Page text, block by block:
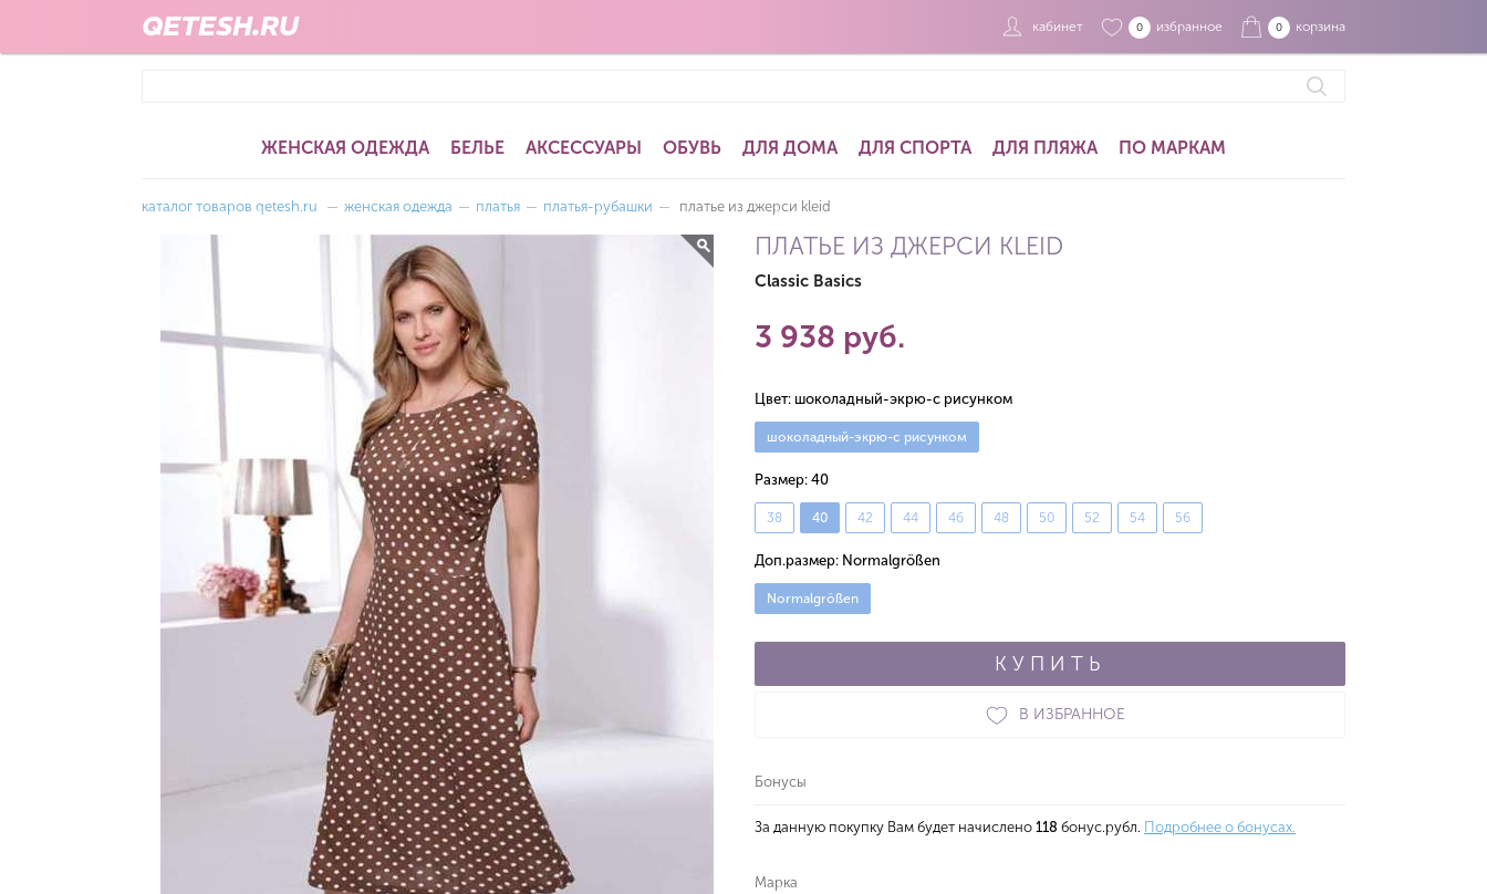
QETESH.RU кабинет 0 избранное 0 корзина
ЖЕНСКАЯ ОДЕЖДА БЕЛЬЕ АКСЕССУАРЫ ОБУВЬ ДЛЯ ДОМА ДЛЯ СПОРТА ДЛЯ ПЛЯЖА ПО МАРКАМ
каталог товаров qetesh.ru — женская одежда — платья — платья-рубашки — платье из джерси kleid
ПЛАТЬЕ ИЗ ДЖЕРСИ KLEID
Classic Basics
3 938 руб.
Цвет: шоколадный-экрю-с рисунком
шоколадный-экрю-с рисунком
Размер: 40
38 40 42 44 46 48 50 52 54 56
Доп.размер: Normalgrößen
Normalgrößen
КУПИТЬ
В ИЗБРАННОЕ
Бонусы
За данную покупку Вам будет начислено 118 бонус.рубл. Подробнее о бонусах.
Марка